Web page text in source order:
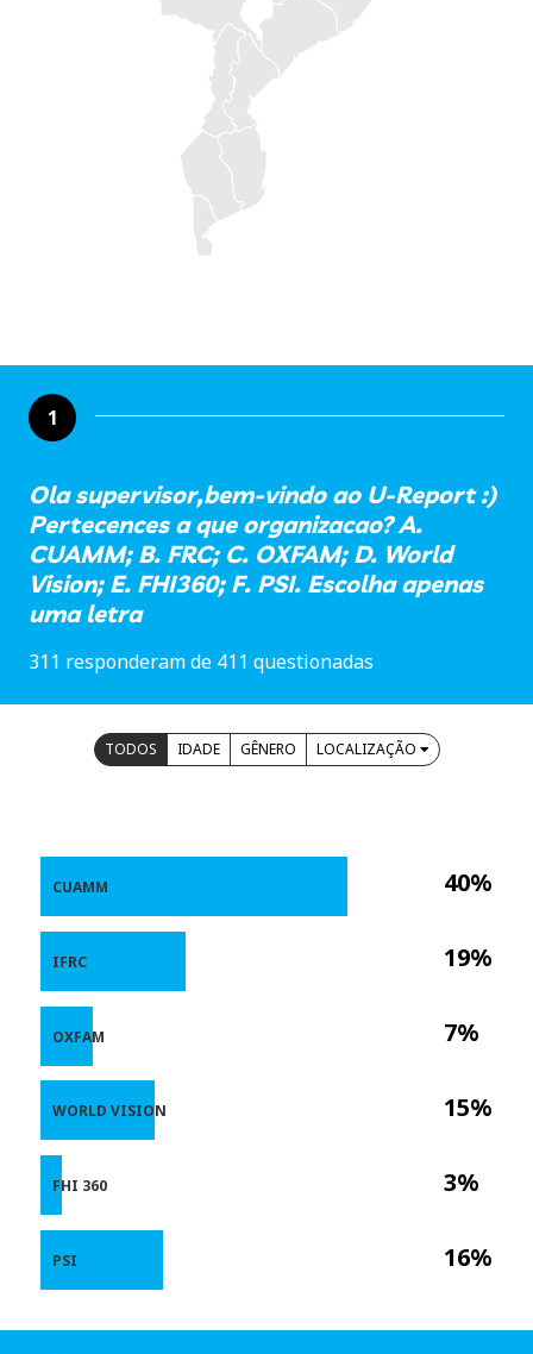
1
Ola supervisor,bem-vindo ao U-Report :)
Pertecences a que organizacao? A.
CUAMM; B. FRC; C. OXFAM; D. World
Vision; E. FHI360; F. PSI. Escolha apenas
uma letra
311 responderam de 411 questionadas
TODOS IDADE GÊNERO LOCALIZAÇÃO
40%
19%
7%
15%
3%
16%
CUAMM
IFRC
OXFAM
WORLD VISION
FHI 360
PSI